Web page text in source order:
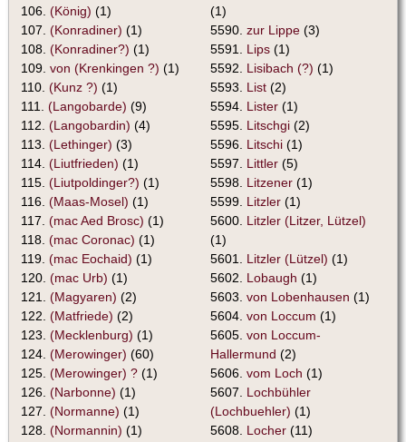
106. (König) (1)
107. (Konradiner) (1)
108. (Konradiner?) (1)
109. von (Krenkingen ?) (1)
110. (Kunz ?) (1)
111. (Langobarde) (9)
112. (Langobardin) (4)
113. (Lethinger) (3)
114. (Liutfrieden) (1)
115. (Liutpoldinger?) (1)
116. (Maas-Mosel) (1)
117. (mac Aed Brosc) (1)
118. (mac Coronac) (1)
119. (mac Eochaid) (1)
120. (mac Urb) (1)
121. (Magyaren) (2)
122. (Matfriede) (2)
123. (Mecklenburg) (1)
124. (Merowinger) (60)
125. (Merowinger) ? (1)
126. (Narbonne) (1)
127. (Normanne) (1)
128. (Normannin) (1)
(1)
5590. zur Lippe (3)
5591. Lips (1)
5592. Lisibach (?) (1)
5593. List (2)
5594. Lister (1)
5595. Litschgi (2)
5596. Litschi (1)
5597. Littler (5)
5598. Litzener (1)
5599. Litzler (1)
5600. Litzler (Litzer, Lützel)
(1)
5601. Litzler (Lützel) (1)
5602. Lobaugh (1)
5603. von Lobenhausen (1)
5604. von Loccum (1)
5605. von Loccum-
Hallermund (2)
5606. vom Loch (1)
5607. Lochbühler
(Lochbuehler) (1)
5608. Locher (11)